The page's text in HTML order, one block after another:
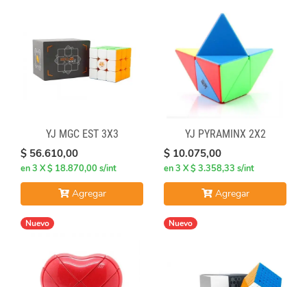
YJ MGC EST 3X3
$ 56.610,00
en 3 X $ 18.870,00 s/int
Agregar
YJ PYRAMINX 2X2
$ 10.075,00
en 3 X $ 3.358,33 s/int
Agregar
Nuevo Nuevo